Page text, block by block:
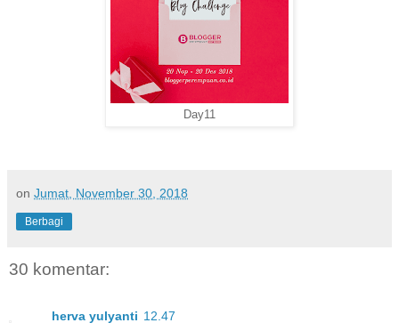
Day11
on Jumat, November 30, 2018
Berbagi
30 komentar:
herva yulyanti 12.47